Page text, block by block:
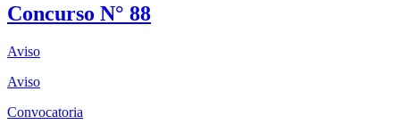
Concurso N° 88
Aviso
Aviso
Convocatoria